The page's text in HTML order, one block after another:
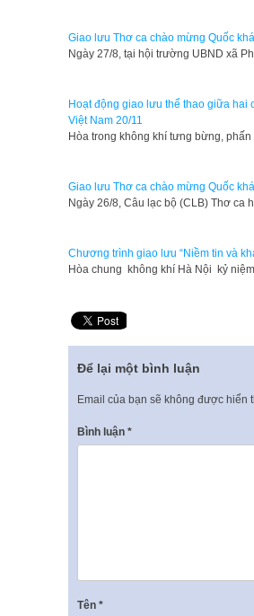
Giao lưu Thơ ca chào mừng Quốc
Ngày 27/8, tại hội trường UBND xã
Hoạt động giao lưu thể thao giữa
Việt Nam 20/11
​Hòa trong không khí tưng bừng,
Giao lưu Thơ ca chào mừng Quốc
Ngày 26/8, Câu lạc bộ (CLB) Thơ
Chương trình giao lưu “Niềm tin và
Hòa chung không khí Hà Nội kỷ
Để lại một bình luận
Email của bạn sẽ không được hiển
Bình luận *
Tên *